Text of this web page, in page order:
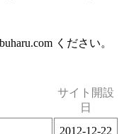
ください。
サイト開設
日
2012-12-22